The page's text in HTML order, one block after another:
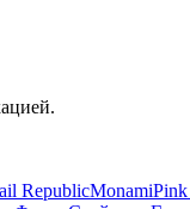
RepublicMonami